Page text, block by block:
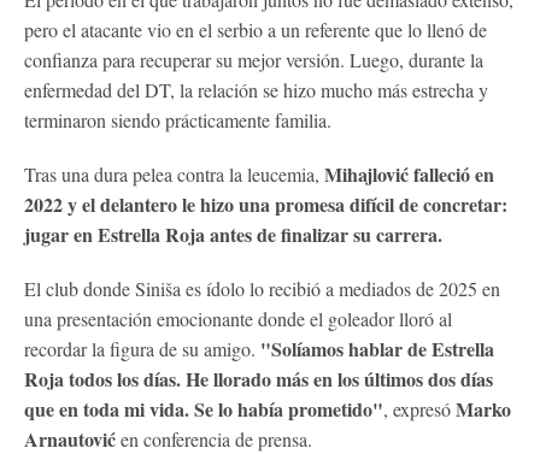
pero el atacante vio en el serbio a un referente que lo llenó de
confianza para recuperar su mejor versión. Luego, durante la
enfermedad del DT, la relación se hizo mucho más estrecha y
terminaron siendo prácticamente familia.
Tras una dura pelea contra la leucemia, Mihajlović falleció en
2022 y el delantero le hizo una promesa difícil de concretar:
jugar en Estrella Roja antes de finalizar su carrera.
El club donde Siniša es ídolo lo recibió a mediados de 2025 en
una presentación emocionante donde el goleador lloró al
recordar la figura de su amigo. "Solíamos hablar de Estrella
Roja todos los días. He llorado más en los últimos dos días
que en toda mi vida. Se lo había prometido", expresóMarko
Arnautovićen conferencia de prensa.